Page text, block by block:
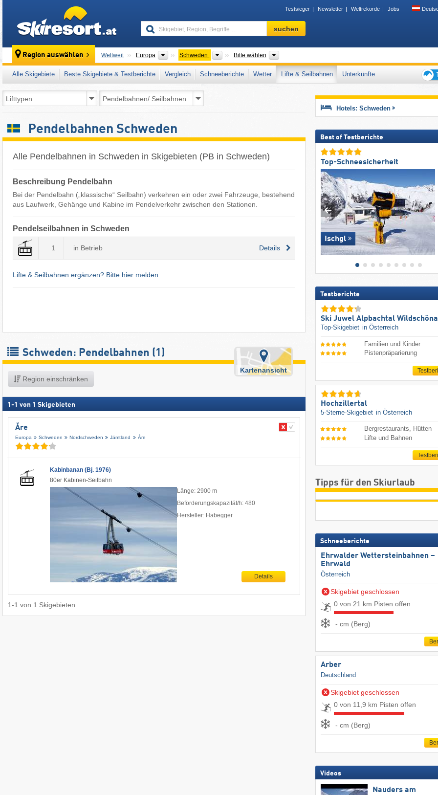
Testsieger Newsletter Weltrekorde Jobs
Skigebiet,
Region,
…
suchen
Region auswählen Weltweit Europa Kontinente
Schweden LänderBitte wählen
Alle Skigebiete Beste Skigebiete & Testberichte Vergleich Schneeberichte Wetter Lifte & Seilbahnen
Unterkünfte
für
Pendelbahnen Schweden
Alle Pendelbahnen in Schweden in Skigebieten (PB in Schweden)
Beschreibung Pendelbahn
Bei der Pendelbahn („klassische“ Seilbahn) verkehren ein oder zwei Fahrzeuge, bestehend
aus Laufwerk, Gehänge und Kabine im Pendelverkehr zwischen den Stationen.
Pendelseilbahnen in Schweden
1 in Betrieb Details
Lifte & Seilbahnen ergänzen? Bitte hier melden
Schweden: Pendelbahnen (1)
Region einschränken
Kartenansicht
1 -1 von 1 Skigebieten
Åre
Europa Schweden Nordschweden Jämtland Åre
Kabinbanan (Bj. 1976)
80er Kabinen-Seilbahn
Länge: 2900 m
Beförderungskapazität/h: 480
Hersteller: Habegger
Details
1-1 von 1 Skigebieten
Hotels: Schweden
Best of Testberichte
Top-Schneesicherheit
Ischgl
Testberichte
Ski Juwel Alpbachtal
Top-Skigebiet in Österreich
Familien und Kinder
Pistenpräparierung
Hochzillertal
5-Sterne-Skigebiet in Österreich
Bergrestaurants, Hütten
Lifte und Bahnen
Tipps für den Skiurlaub
Schneeberichte
Ehrwalder Wettersteinbahnen –
Ehrwald
Österreich
Skigebiet geschlossen
0 von 21 km Pisten offen
- cm (Berg)
Arber
Deutschland
Skigebiet geschlossen
0 von 11,9 km Pisten offen
- cm (Berg)
Videos
Nauders am